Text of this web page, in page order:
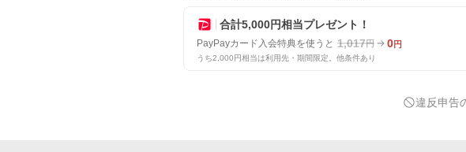
合計5,000円相当プレゼント！
PayPayカード入会特典を使うと 1,017円 0円
うち2,000円相当は利用先・期間限定。他条件あり
違反申告